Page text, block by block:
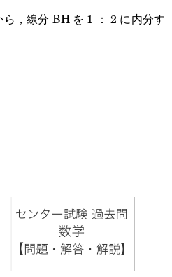
}}\sqrt{\boxed{\textsf{タ
テ}}}
，線分 BH を 1 ： 2 に内分す
ト
}}}